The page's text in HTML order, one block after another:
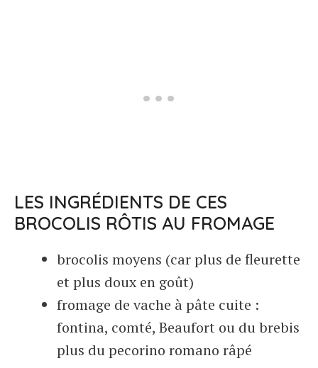
LES INGRÉDIENTS DE CES
BROCOLIS RÔTIS AU FROMAGE
brocolis moyens (car plus de fleurette
et plus doux en goût)
fromage de vache à pâte cuite :
fontina, comté, Beaufort ou du brebis
plus du pecorino romano râpé